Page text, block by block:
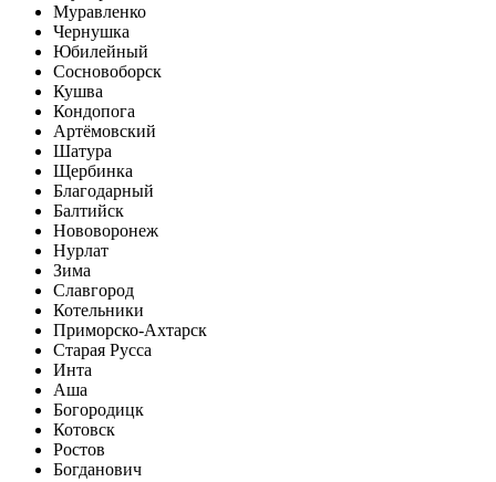
Муравленко
Чернушка
Юбилейный
Сосновоборск
Кушва
Кондопога
Артёмовский
Шатура
Щербинка
Благодарный
Балтийск
Нововоронеж
Нурлат
Зима
Славгород
Котельники
Приморско-Ахтарск
Старая Русса
Инта
Аша
Богородицк
Котовск
Ростов
Богданович